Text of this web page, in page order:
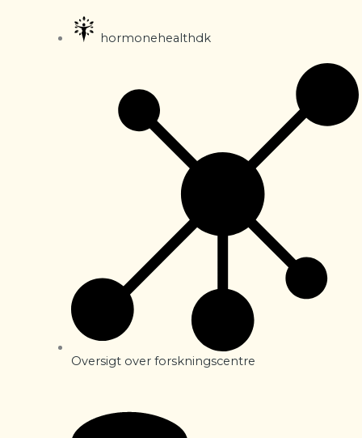
hormonehealthdk
Oversigt over forskningscentre